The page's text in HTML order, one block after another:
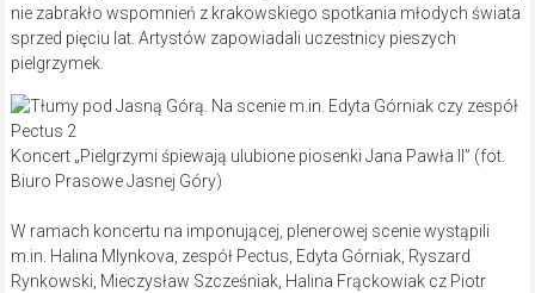
nie zabrakło wspomnień z krakowskiego spotkania młodych świata
sprzed pięciu lat. Artystów zapowiadali uczestnicy pieszych
pielgrzymek.
Koncert „Pielgrzymi śpiewają ulubione piosenki Jana Pawła II” (fot.
Biuro Prasowe Jasnej Góry)
W ramach koncertu na imponującej, plenerowej scenie wystąpili
m.in. Halina Mlynkova, zespół Pectus, Edyta Górniak, Ryszard
Rynkowski, Mieczysław Szcześniak, Halina Frąckowiak cz Piotr